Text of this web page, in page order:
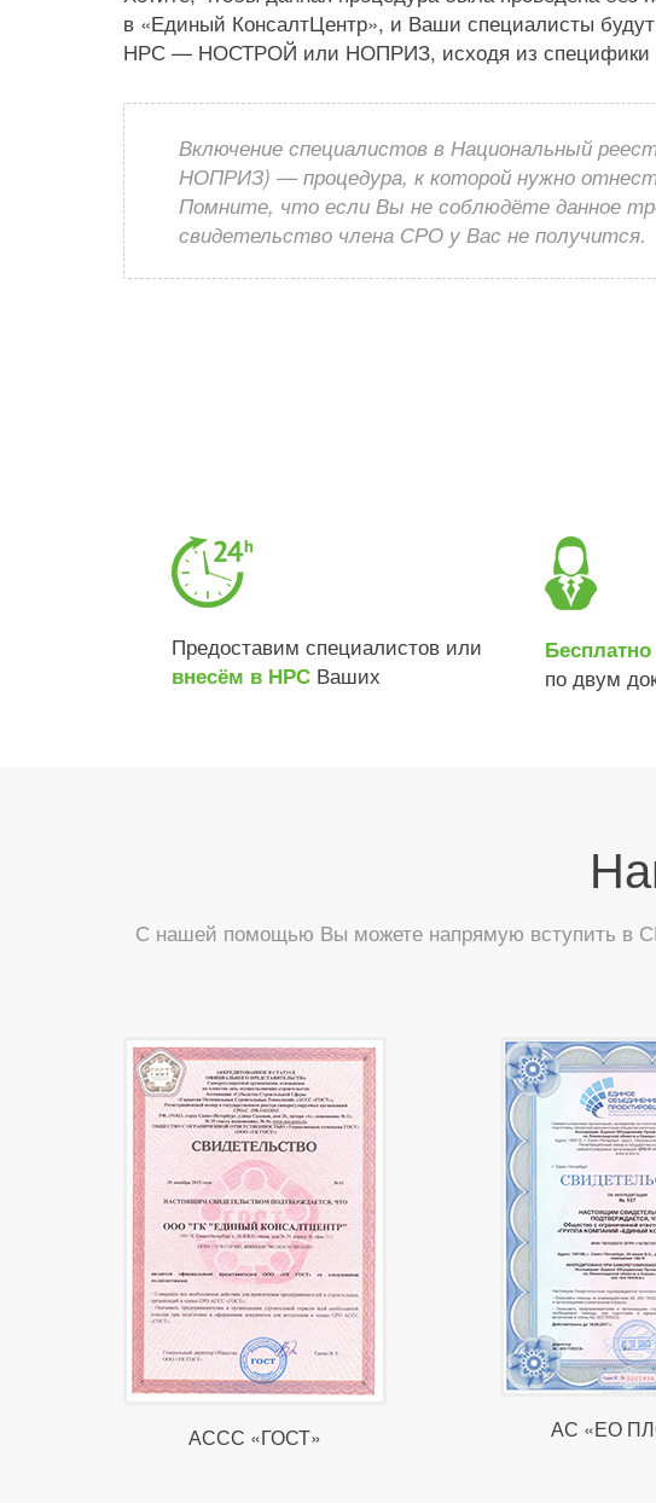
в «Единый КонсалтЦентр», и Ваши специалисты
НРС — НОСТРОЙ или НОПРИЗ, исходя из специфики
Включение специалистов в Национальный
НОПРИЗ) — процедура, к которой нужно
Помните, что если Вы не соблюдёте данное
свидетельство члена СРО у Вас не получится.
Предоставим специалистов или
внесём в НРС Ваших
по двум
С нашей помощью Вы можете напрямую вступить в
АССС «ГОСТ» АС «ЕО